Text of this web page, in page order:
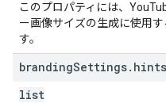
このプロパティには、
ー画像サイズの生成に使用
す。
brandingSettings.
list